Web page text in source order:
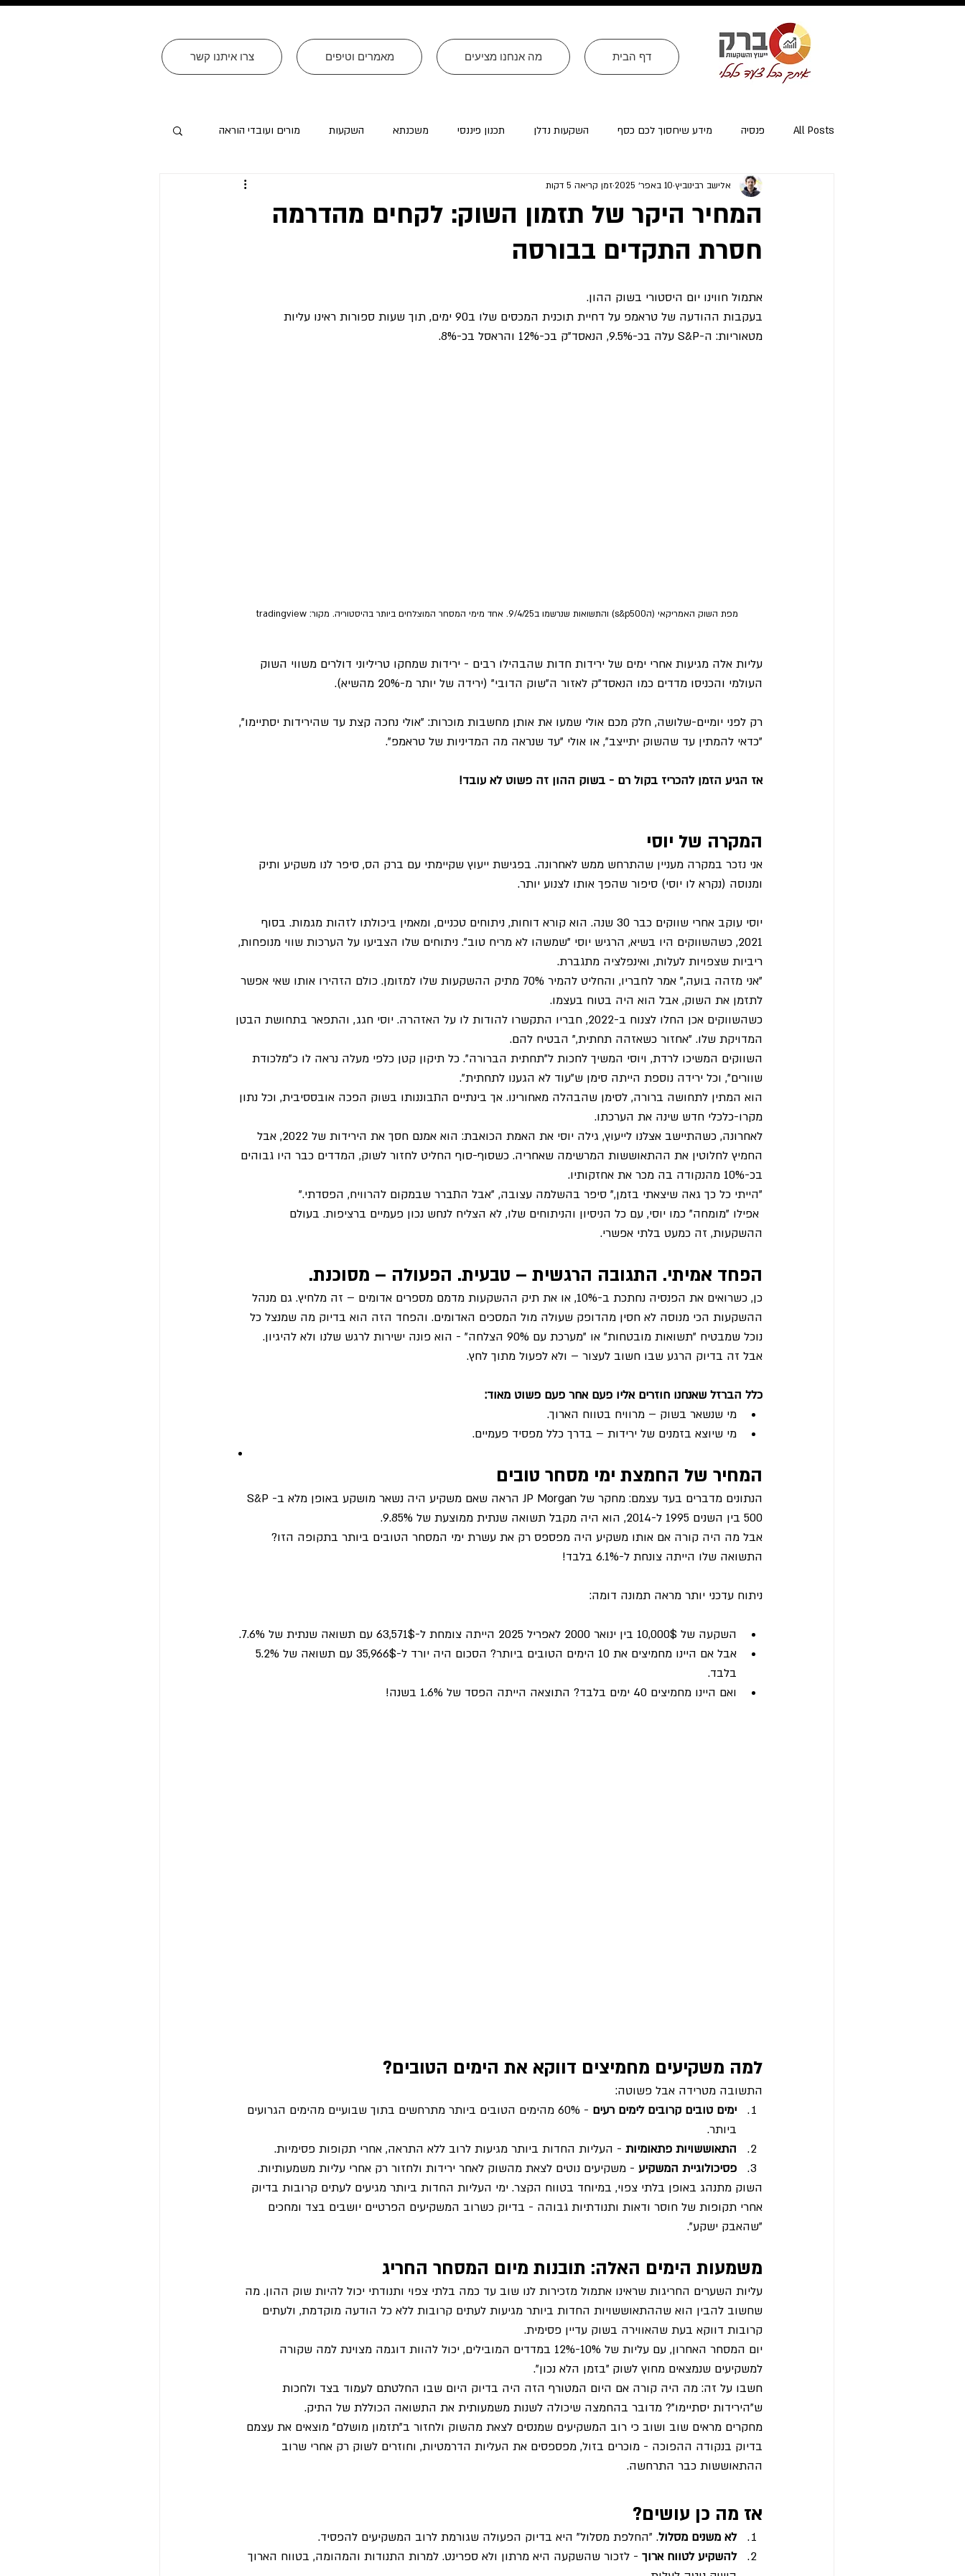
צרו איתנו קשר מאמרים וטיפים מה אנחנו מציעים דף הבית
All Posts פנסיה מידע שיחסוך לכם כסף השקעות נדלן תכנון פיננסי משכנתא השקעות מורים ועובדי הוראה
ייעוץ פרישה ומיסוי פרישה אזרחי ארה״ב עסקים
המחיר היקר של תזמון השוק: לקחים מהדרמה
חסרת התקדים בבורסה
אלישב רבינוביץ 10 באפר׳ 2025 זמן קריאה 5 דקות
אתמול חווינו יום היסטורי בשוק ההון.
בעקבות ההודעה של טראמפ על דחיית תוכנית המכסים שלו ב90 ימים, תוך שעות ספורות ראינו עליות
מטאוריות: ה-S&P עלה בכ-9.5%, הנאסד"ק בכ-12% והראסל בכ-8%.
מפת השוק האמריקאי (הs&p500) והתשואות שנרשמו ב9/4/25. אחד מימי המסחר המוצלחים ביותר בהיסטוריה. מקור: tradingview
עליות אלה מגיעות אחרי ימים של ירידות חדות שהבהילו רבים - ירידות שמחקו טריליוני דולרים משווי השוק
העולמי והכניסו מדדים כמו הנאסד"ק לאזור ה"שוק הדובי" (ירידה של יותר מ-20% מהשיא).
רק לפני יומיים-שלושה, חלק מכם אולי שמעו את אותן מחשבות מוכרות: "אולי נחכה קצת עד שהירידות יסתיימו",
"כדאי להמתין עד שהשוק יתייצב", או אולי "עד שנראה מה המדיניות של טראמפ".
אז הגיע הזמן להכריז בקול רם - בשוק ההון זה פשוט לא עובד!
המקרה של יוסי
אני נזכר במקרה מעניין שהתרחש ממש לאחרונה. בפגישת ייעוץ שקיימתי עם ברק הס, סיפר לנו משקיע ותיק
ומנוסה (נקרא לו יוסי) סיפור שהפך אותו לצנוע יותר.
יוסי עוקב אחרי שווקים כבר 30 שנה. הוא קורא דוחות, ניתוחים טכניים, ומאמין ביכולתו לזהות מגמות. בסוף
2021, כשהשווקים היו בשיא, הרגיש יוסי "שמשהו לא מריח טוב". ניתוחים שלו הצביעו על הערכות שווי מנופחות,
ריביות שצפויות לעלות, ואינפלציה מתגברת.
"אני מזהה בועה," אמר לחבריו, והחליט להמיר 70% מתיק ההשקעות שלו למזומן. כולם הזהירו אותו שאי אפשר
לתזמן את השוק, אבל הוא היה בטוח בעצמו.
כשהשווקים אכן החלו לצנוח ב-2022, חבריו התקשרו להודות לו על האזהרה. יוסי חגג, והתפאר בתחושת הבטן
המדויקת שלו. "אחזור כשאזהה תחתית," הבטיח להם.
השווקים המשיכו לרדת, ויוסי המשיך לחכות ל"תחתית הברורה". כל תיקון קטן כלפי מעלה נראה לו כ"מלכודת
שוורים", וכל ירידה נוספת הייתה סימן ש"עוד לא הגענו לתחתית".
הוא המתין לתחושה ברורה, לסימן שהבהלה מאחורינו. אך בינתיים התבוננותו בשוק הפכה אובססיבית, וכל נתון
מקרו-כלכלי חדש שינה את הערכתו.
לאחרונה, כשהתיישב אצלנו לייעוץ, גילה יוסי את האמת הכואבת: הוא אמנם חסך את הירידות של 2022, אבל
החמיץ לחלוטין את ההתאוששות המרשימה שאחריה. כשסוף-סוף החליט לחזור לשוק, המדדים כבר היו גבוהים
בכ-10% מהנקודה בה מכר את אחזקותיו.
"הייתי כל כך גאה שיצאתי בזמן," סיפר בהשלמה עצובה, "אבל התברר שבמקום להרוויח, הפסדתי."
אפילו "מומחה" כמו יוסי, עם כל הניסיון והניתוחים שלו, לא הצליח לנחש נכון פעמיים ברציפות. בעולם
ההשקעות, זה כמעט בלתי אפשרי.
הפחד אמיתי. התגובה הרגשית – טבעית. הפעולה – מסוכנת.
כן, כשרואים את הפנסיה נחתכת ב-10%, או את תיק ההשקעות מדמם מספרים אדומים – זה מלחיץ. גם מנהל
ההשקעות הכי מנוסה לא חסין מהדופק שעולה מול המסכים האדומים. והפחד הזה הוא בדיוק מה שמנצל כל
נוכל שמבטיח "תשואות מובטחות" או "מערכת עם 90% הצלחה" - הוא פונה ישירות לרגש שלנו ולא להיגיון.
אבל זה בדיוק הרגע שבו חשוב לעצור – ולא לפעול מתוך לחץ.
כלל הברזל שאנחנו חוזרים אליו פעם אחר פעם פשוט מאוד:
מי שנשאר בשוק – מרוויח בטווח הארוך.
מי שיוצא בזמנים של ירידות – בדרך כלל מפסיד פעמיים.
המחיר של החמצת ימי מסחר טובים
הנתונים מדברים בעד עצמם: מחקר של JP Morgan הראה שאם משקיע היה נשאר מושקע באופן מלא ב-S&P
500 בין השנים 1995 ל-2014, הוא היה מקבל תשואה שנתית ממוצעת של 9.85%.
אבל מה היה קורה אם אותו משקיע היה מפספס רק את עשרת ימי המסחר הטובים ביותר בתקופה הזו?
התשואה שלו הייתה צונחת ל-6.1% בלבד!
ניתוח עדכני יותר מראה תמונה דומה:
השקעה של 10,000$ בין ינואר 2000 לאפריל 2025 הייתה צומחת ל-63,571$ עם תשואה שנתית של 7.6%.
בלבד.
ואם היינו מחמיצים 40 ימים בלבד? התוצאה הייתה הפסד של 1.6% בשנה!
למה משקיעים מחמיצים דווקא את הימים הטובים?
התשובה מטרידה אבל פשוטה:
ימים טובים קרובים לימים רעים
- 60% מהימים הטובים ביותר מתרחשים בתוך שבועיים מהימים הגרועים
ביותר.
התאוששויות פתאומיות - העליות החדות ביותר מגיעות לרוב ללא התראה, אחרי תקופות פסימיות.
פסיכולוגיית המשקיע - משקיעים נוטים לצאת מהשוק לאחר ירידות ולחזור רק אחרי עליות משמעותיות.
השוק מתנהג באופן בלתי צפוי, במיוחד בטווח הקצר. ימי העליות החדות ביותר מגיעים לעתים קרובות בדיוק
אחרי תקופות של חוסר ודאות ותנודתיות גבוהה - בדיוק כשרוב המשקיעים הפרטיים יושבים בצד ומחכים
"שהאבק ישקע".
משמעות הימים האלה: תובנות מיום המסחר החריג
עליות השערים החריגות שראינו אתמול מזכירות לנו שוב עד כמה בלתי צפוי ותנודתי יכול להיות שוק ההון. מה
שחשוב להבין הוא שההתאוששויות החדות ביותר מגיעות לעתים קרובות ללא כל הודעה מוקדמת, ולעתים
קרובות דווקא בעת שהאווירה בשוק עדיין פסימית.
יום המסחר האחרון, עם עליות של 10%-12% במדדים המובילים, יכול להוות דוגמה מצוינת למה שקורה
למשקיעים שנמצאים מחוץ לשוק "בזמן הלא נכון".
חשבו על זה: מה היה קורה אם היום המטורף הזה היה בדיוק היום שבו החלטתם לעמוד בצד ולחכות
ש"הירידות יסתיימו"? מדובר בהחמצה שיכולה לשנות משמעותית את התשואה הכוללת של התיק.
מחקרים מראים שוב ושוב כי רוב המשקיעים שמנסים לצאת מהשוק ולחזור ב"תזמון מושלם" מוצאים את עצמם
בדיוק בנקודה ההפוכה - מוכרים בזול, מפספסים את העליות הדרמטיות, וחוזרים לשוק רק אחרי שרוב
ההתאוששות כבר התרחשה.
אז מה כן עושים?
לא משנים מסלול. "החלפת מסלול" היא בדיוק הפעולה שגורמת לרוב המשקיעים להפסיד.
להשקיע לטווח ארוך - לזכור שהשקעה היא מרתון ולא ספרינט. למרות התנודות והמהומה, בטווח הארוך